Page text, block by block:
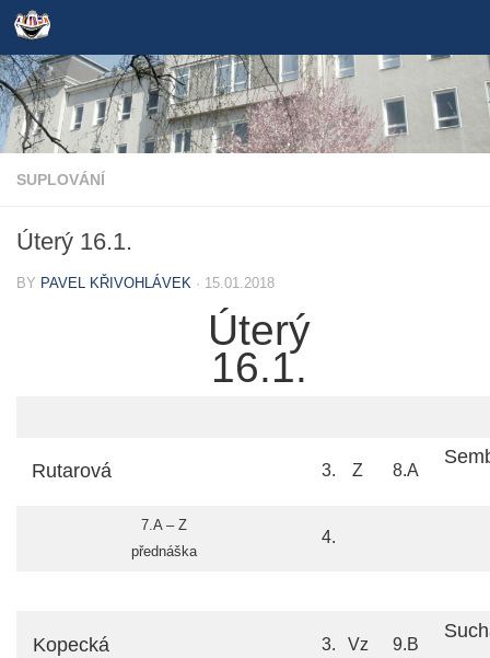
Skip to content
SUPLOVÁNÍ
Úterý 16.1.
BY PAVEL KŘIVOHLÁVEK · 15.01.2018
Úterý
16.1.
Rutarová 3. Z 8.A
7.A – Z
přednáška
4.
Kopecká 3. Vz 9.B